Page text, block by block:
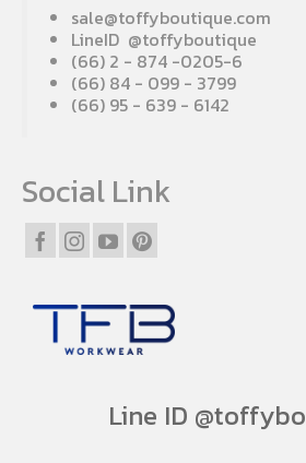
sale@toffyboutique.com
LineID @toffyboutique
(66) 2 - 874 -0205-6
(66) 84 - 099 - 3799
(66) 95 - 639 - 6142
Social Link
Line ID